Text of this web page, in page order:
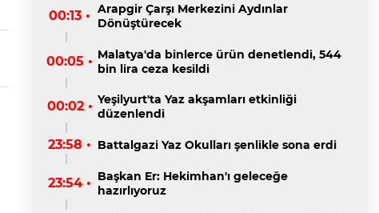
00:13 • Arapgir Çarşı Merkezini Aydınlar
Dönüştürecek
00:05 • Malatya'da binlerce ürün denetlendi, 544
bin lira ceza kesildi
00:02 • Yeşilyurt'ta Yaz akşamları etkinliği
düzenlendi
23:58 • Battalgazi Yaz Okulları şenlikle sona erdi
23:54 • Başkan Er: Hekimhan'ı geleceğe
hazırlıyoruz